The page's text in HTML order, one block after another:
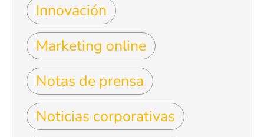
Innovación
Marketing online
Notas de prensa
Noticias corporativas